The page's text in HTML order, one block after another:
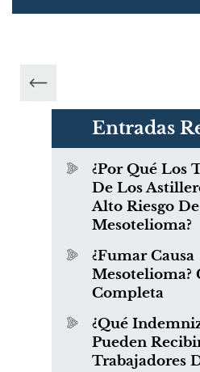
Entradas
¿Por Qué Los
De Los
Alto Riesgo
Mesotelioma?
¿Fumar Causa
Mesotelioma?
Completa
¿Qué
Pueden
Trabajadores